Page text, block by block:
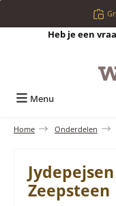
Ga naar de hoofdinhoud
Heb je een
Menu
Home Onderdelen
Zeepsteen